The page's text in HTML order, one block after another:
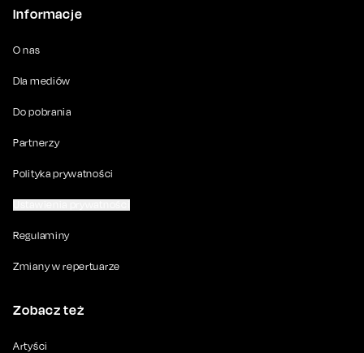
Informacje
O nas
Dla mediów
Do pobrania
Partnerzy
Polityka prywatności
Regulaminy
Zmiany w repertuarze
Zobacz też
Artyści